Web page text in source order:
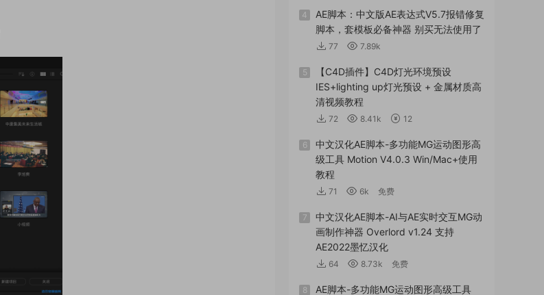
4
AE脚本：中文版AE表达式V5.7报错修复
脚本，套模板必备神器 别买无法使用了
77 7.89k
5
【C4D插件】C4D灯光环境预设
IES+lighting up灯光预设 + 金属材质高
清视频教程
72 8.41k 12
6
中文汉化AE脚本-多功能MG运动图形高
级工具 Motion V4.0.3 Win/Mac+使用
教程
71 6k 免费
7
中文汉化AE脚本-AI与AE实时交互MG动
画制作神器 Overlord v1.24 支持
AE2022墨忆汉化
64 8.73k 免费
8 AE脚本-多功能MG运动图形高级工具